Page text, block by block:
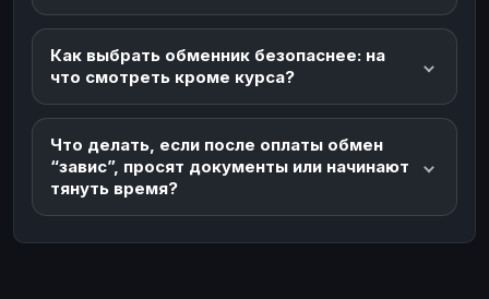
Как выбрать обменник безопаснее: на
что смотреть кроме курса?
Что делать, если после оплаты обмен
“завис”, просят документы или начинают
тянуть время?